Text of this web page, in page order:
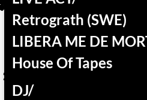
Retrograth (SWE)
LIBERA ME DE
House Of Tapes
DJ/